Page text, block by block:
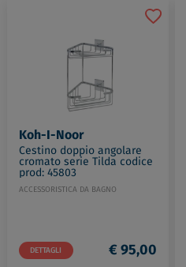
Koh-I-Noor
Cestino doppio angolare
cromato serie Tilda codice
prod: 45803
ACCESSORISTICA DA BAGNO
DETTAGLI € 95,00